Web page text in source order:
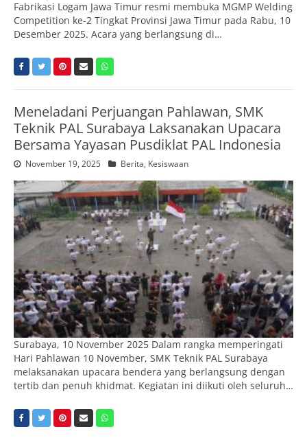
Fabrikasi Logam Jawa Timur resmi membuka MGMP Welding
Competition ke-2 Tingkat Provinsi Jawa Timur pada Rabu, 10
Desember 2025. Acara yang berlangsung di…
Meneladani Perjuangan Pahlawan, SMK
Teknik PAL Surabaya Laksanakan Upacara
Bersama Yayasan Pusdiklat PAL Indonesia
November 19, 2025 Berita, Kesiswaan
Surabaya, 10 November 2025 Dalam rangka memperingati
Hari Pahlawan 10 November, SMK Teknik PAL Surabaya
melaksanakan upacara bendera yang berlangsung dengan
tertib dan penuh khidmat. Kegiatan ini diikuti oleh seluruh…